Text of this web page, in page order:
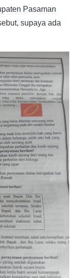
Pasaman
supaya ada